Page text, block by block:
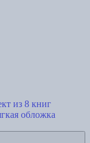
из 8 книг
обложка